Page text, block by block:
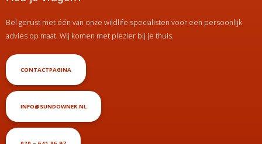
Bel gerust met één van onze wildlife specialisten voor een persoonlijk
advies op maat. Wij komen met plezier bij je thuis.
CONTACTPAGINA
INFO@SUNDOWNER.NL